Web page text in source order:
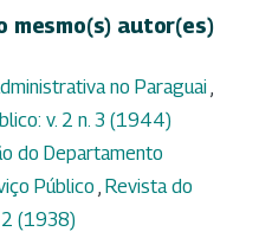
mesmo(s) autor(es)
no Paraguai,
v. 2 n. 3 (1944)
do Departamento
Público , Revista do
2 (1938)